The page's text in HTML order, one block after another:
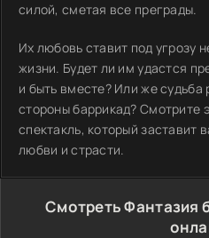
силой, сметая все преграды.
Их любовь ставит под угрозу
жизни. Будет ли им удастся
и быть вместе? Или же судьба
стороны баррикад? Смотрите
спектакль, который заставит
любви и страсти.
Смотреть Фантазия